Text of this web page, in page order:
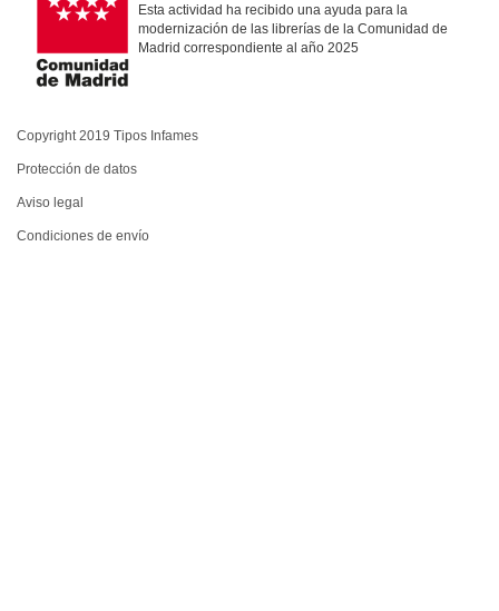
Esta actividad ha recibido una ayuda para la
modernización de las librerías de la Comunidad de
Madrid correspondiente al año 2025
Copyright 2019 Tipos Infames
Protección de datos
Aviso legal
Condiciones de envío